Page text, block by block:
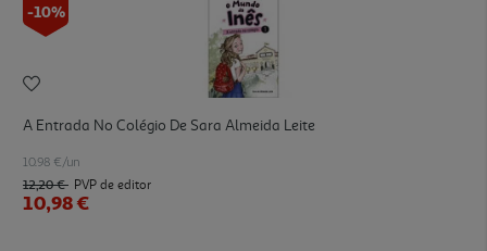
-10%
A Entrada No Colégio De Sara Almeida Leite
10.98 €/un
12,20 € PVP de editor
10,98 €